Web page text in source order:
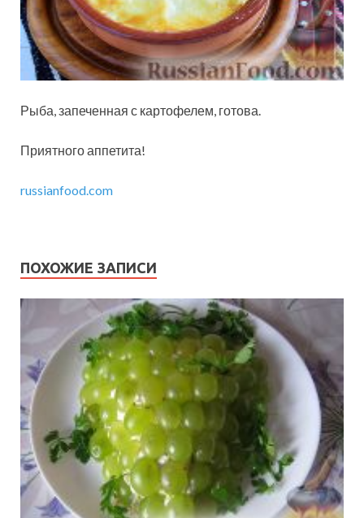
Рыба, запеченная с картофелем, готова.
Приятного аппетита!
russianfood.com
ПОХОЖИЕ ЗАПИСИ